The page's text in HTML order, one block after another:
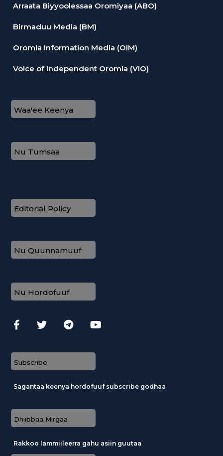
Arraata Biyyoolessaa Oromiyaa (ABO)
Birmaduu Media (BM)
Oromia Information Media (OIM)
Voice of Independent Oromia (VIO)
Waa'ee Keenya
Nu Tumsaa
Editorial Policy
Nu Quunnamuuf
Nu Hordofuuf
Subscribe
Sagantaa keenya hordofuuf subscribe godhaa
Dhiibbaa Mirgaa
Rakkoo lammiileerra gahu asiin guutaa